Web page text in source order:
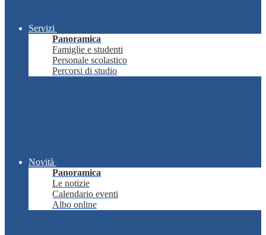
Servizi
Panoramica
Famiglie e studenti
Personale scolastico
Percorsi di studio
Novità
Panoramica
Le notizie
Calendario eventi
Albo online